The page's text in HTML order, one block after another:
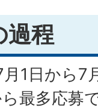
過程
1日から7
最多応募